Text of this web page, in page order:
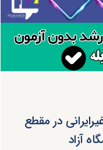
در مقطع
آزاد